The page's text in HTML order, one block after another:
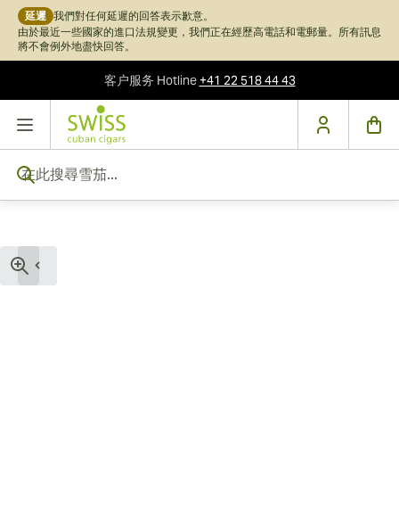
延遲 我們對任何延遲的回答表示歉意。
由於最近一些國家的進口法規變更，我們正在經歷高電話和電郵量。所有訊息
將不會例外地盡快回答。
客户服务 Hotline+41 22 518 44 43